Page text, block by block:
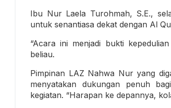
Ibu Nur Laela Turohmah, S.E.,
untuk senantiasa dekat dengan Al
“Acara ini menjadi bukti
beliau.
Pimpinan LAZ Nahwa Nur yang
menyatakan dukungan penuh
kegiatan. “Harapan ke depannya,